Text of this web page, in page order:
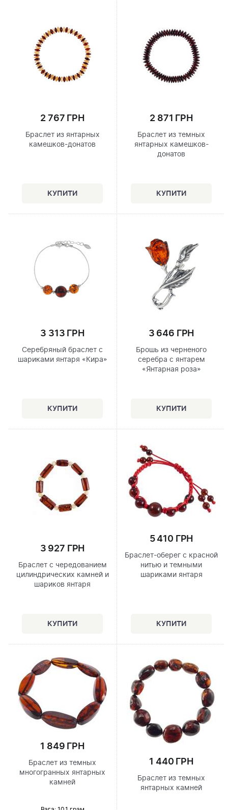
2 767 ГРН
Браслет из янтарных
камешков-донатов
2 871 ГРН
Браслет из темных
янтарных камешков-
донатов
3 313 ГРН
Серебряный браслет с
шариками янтаря «Кира»
3 646 ГРН
Брошь из черненого
серебра с янтарем
«Янтарная роза»
3 927 ГРН
Браслет с чередованием
цилиндрических камней и
шариков янтаря
5 410 ГРН
Браслет-оберег с красной
нитью и темными
шариками янтаря
1 849 ГРН
Браслет из темных
многогранных янтарных
камней
1 440 ГРН
Браслет из темных
янтарных камней